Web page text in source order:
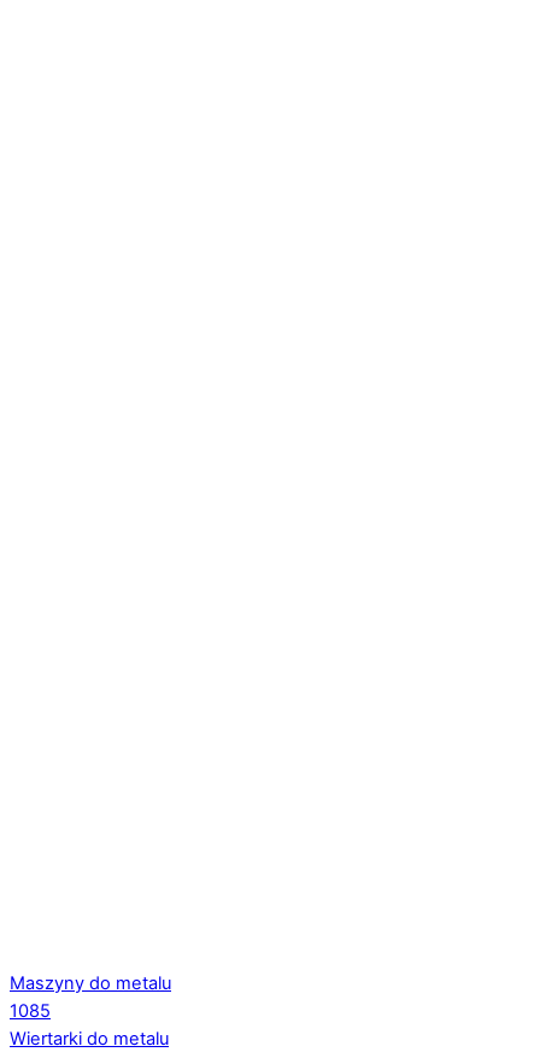
Maszyny do metalu
1085
Wiertarki do metalu